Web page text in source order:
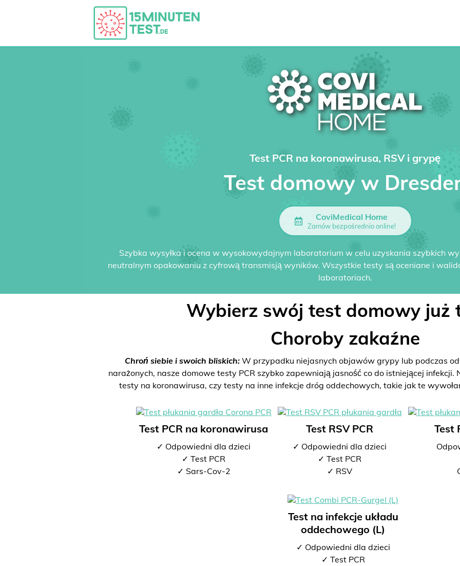
Test PCR na koronawirusa, RSV i grypę
Test domowy w
CoviMedical Home
Zamów bezpośrednio online!
Szybka wysyłka i ocena w wysokowydajnym laboratorium w celu uzyskania szybkich
neutralnym opakowaniu z cyfrową transmisją wyników. Wszystkie testy są oceniane i
laboratoriach.
Wybierz swój test domowy już
Choroby zakaźne
Chroń siebie i swoich bliskich:W przypadku niejasnych objawów grypy lub podczas
narażonych, nasze domowe testy PCR szybko zapewniają jasność co do istniejącej infekcji.
testy na koronawirusa, czy testy na inne infekcje dróg oddechowych, takie jak te
Test PCR na koronawirusa
✓ Odpowiedni dla dzieci
✓ Test PCR
✓ Sars-Cov-2
Test RSV PCR
✓ Odpowiedni dla dzieci
✓ Test PCR
✓ RSV
Test
Test na infekcje układu
oddechowego (L)
✓ Odpowiedni dla dzieci
✓ Test PCR